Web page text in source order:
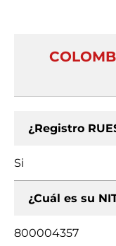
¿Registro
Si
¿Cuál es su
800004357